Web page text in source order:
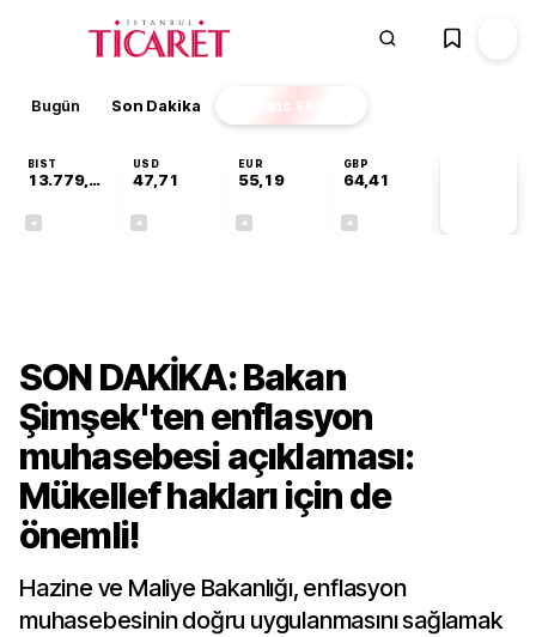
Bugün Son Dakika Finans EKSTRA
BIST
13.779,39
USD
47,71
EUR
55,19
GBP
64,41
SON DAKİKA: Bakan
Şimşek'ten enflasyon
muhasebesi açıklaması:
Mükellef hakları için de
önemli!
Hazine ve Maliye Bakanlığı, enflasyon
muhasebesinin doğru uygulanmasını sağlamak